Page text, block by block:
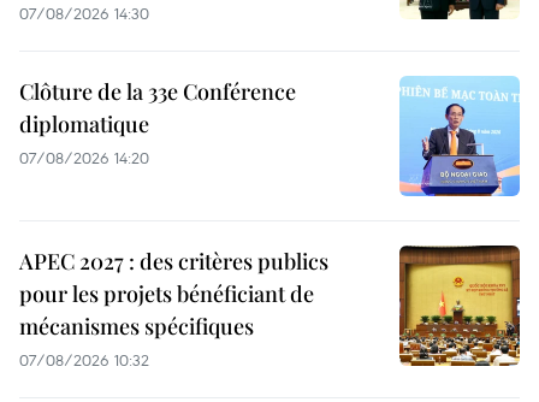
07/08/2026 14:30
Clôture de la 33e Conférence
diplomatique
07/08/2026 14:20
APEC 2027 : des critères publics
pour les projets bénéficiant de
mécanismes spécifiques
07/08/2026 10:32